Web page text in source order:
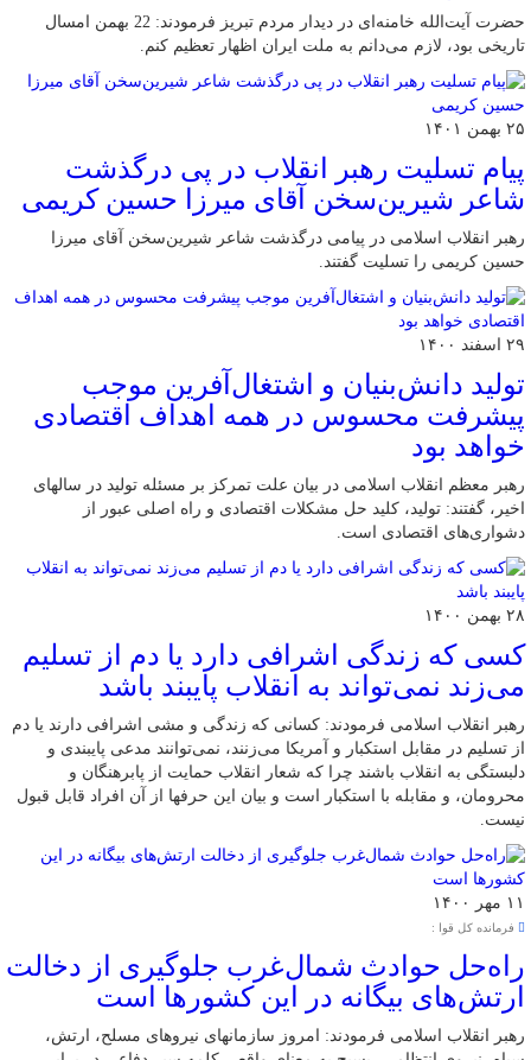
حضرت آیت‌الله خامنه‌ای در دیدار مردم تبریز فرمودند: 22 بهمن امسال
تاریخی بود، لازم می‌دانم به ملت ایران اظهار تعظیم کنم.
۲۵ بهمن ۱۴۰۱
پیام تسلیت رهبر انقلاب در پی درگذشت
شاعر شیرین‌سخن آقای میرزا حسین کریمی
رهبر انقلاب اسلامی در پیامی درگذشت شاعر شیرین‌سخن آقای میرزا
حسین کریمی را تسلیت گفتند.
۲۹ اسفند ۱۴۰۰
تولید دانش‌بنیان و اشتغال‌آفرین موجب
پیشرفت محسوس در همه اهداف اقتصادی
خواهد بود
رهبر معظم انقلاب اسلامی در بیان علت تمرکز بر مسئله تولید در سالهای
اخیر، گفتند: تولید، کلید حل مشکلات اقتصادی و راه اصلی عبور از
دشواری‌های اقتصادی است.
۲۸ بهمن ۱۴۰۰
کسی که زندگی اشرافی دارد یا دم از تسلیم
می‌زند نمی‌تواند به انقلاب پایبند باشد
رهبر انقلاب اسلامی فرمودند: کسانی که زندگی و مشی اشرافی دارند یا دم
از تسلیم در مقابل استکبار و آمریکا می‌زنند، نمی‌توانند مدعی پایبندی و
دلبستگی به انقلاب باشند چرا که شعار انقلاب حمایت از پابرهنگان و
محرومان، و مقابله با استکبار است و بیان این حرفها از آن افراد قابل قبول
نیست.
۱۱ مهر ۱۴۰۰
فرمانده کل قوا :
راه‌حل حوادث شمال‌غرب جلوگیری از دخالت
ارتش‌های بیگانه در این کشورها است
رهبر انقلاب اسلامی فرمودند: امروز سازمانهای نیروهای مسلح، ارتش،